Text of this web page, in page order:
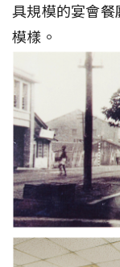
具規模的宴會
模樣。